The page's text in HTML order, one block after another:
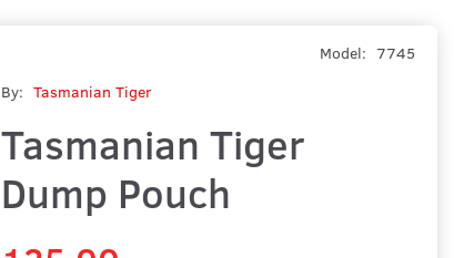
Model: 7745
By: Tasmanian Tiger
Tasmanian Tiger
Dump Pouch